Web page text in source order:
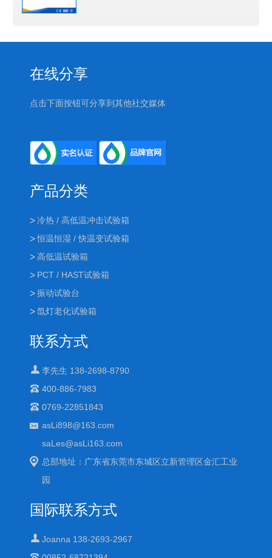
在线分享
点击下面按钮可分享到其他社交媒体
产品分类
冷热 / 高低温冲击试验箱
恒温恒湿 / 快温变试验箱
高低温试验箱
PCT / HAST试验箱
振动试验台
氙灯老化试验箱
联系方式
李先生 138-2698-8790
400-886-7983
0769-22851843
asLi898@163.com
saLes@asLi163.com
总部地址：广东省东莞市东城区立新管理区金汇工业
园
国际联系方式
Joanna 138-2693-2967